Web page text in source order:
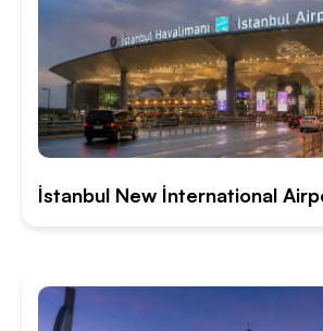
İstanbul New İnternational